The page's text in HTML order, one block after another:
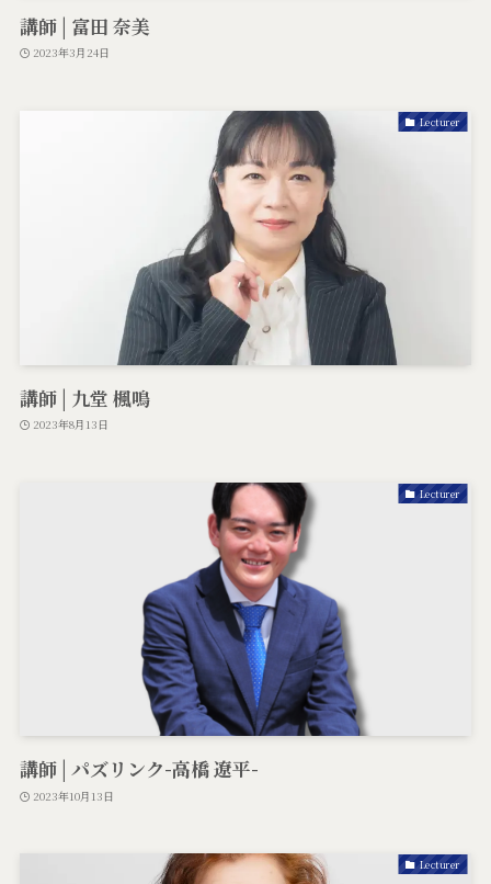
講師 | 富田 奈美
2023年3月24日
Lecturer
講師 | 九堂 楓鳴
2023年8月13日
Lecturer
講師 | パズリンク-高橋 遼平-
2023年10月13日
Lecturer